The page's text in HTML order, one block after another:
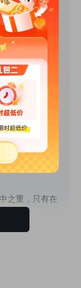
伴之间能相处
理能力也有明
整个班级呈现
在长大的孩子
，回想过去的
收获却更多。
作更上一个台
之重，只有在
可以顺利地开